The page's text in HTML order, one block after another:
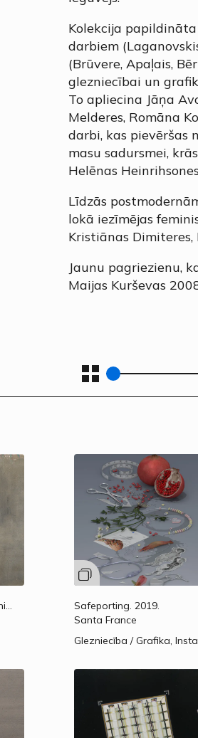
Kolekcija
darbiem
(Brūvere, Apaļais,
glezniecībai un
To apliecina Jāņa
Melderes, Romāna
darbi, kas pievēršas
masu sadursmei,
Helēnas
Līdzās
lokā iezīmējas
Kristiānas Dimiteres,
Jaunu pagriezienu,
Maijas Kurševas
No cikla “Sex'n'Spaceships (Sekss un kosmosa kuģi)”.
1995.
Safeporting. 2019.
Santa France